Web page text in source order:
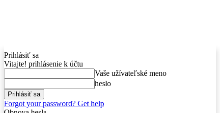
Prihlásiť sa
Vitajte! prihlásenie k účtu
Vaše užívateľské meno
heslo
Forgot your password? Get help